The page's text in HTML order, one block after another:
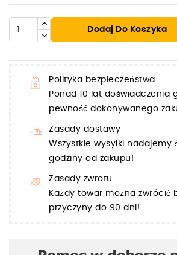
Dodaj Do Koszyka
Polityka bezpieczeństwa
Ponad 10 lat doświadczenia
pewność dokonywanego
Zasady dostawy
Wszystkie wysyłki nadajemy
godziny od zakupu!
Zasady zwrotu
Każdy towar można zwrócić
przyczyny do 90 dni!